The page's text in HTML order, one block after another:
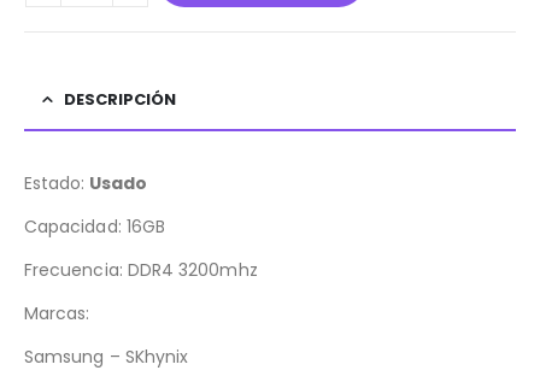
DESCRIPCIÓN
Estado: Usado
Capacidad: 16GB
Frecuencia: DDR4 3200mhz
Marcas:
Samsung – SKhynix